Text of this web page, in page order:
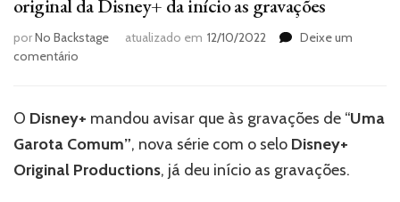
original da Disney+ da início as gravações
porNo Backstage atualizado em 12/10/2022
Deixe um
comentário
Nova
produção
O Disney+ mandou avisar que às gravações de “Uma
Garota Comum”, nova série com o selo Disney+
Original Productions, já deu início as gravações.